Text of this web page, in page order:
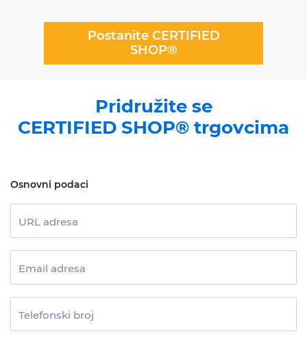
Postanite CERTIFIED
SHOP®
Pridružite se
CERTIFIED SHOP® trgovcima
Osnovni podaci
URL adresa
Email adresa
Telefonski broj